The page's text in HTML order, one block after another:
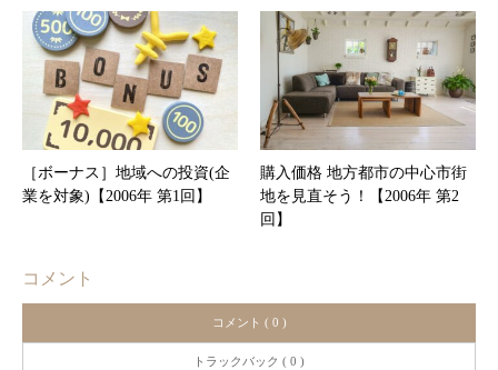
［ボーナス］地域への投資(企
業を対象)【2006年 第1回】
購入価格 地方都市の中心市街
地を見直そう！【2006年 第2
回】
コメント
コメント ( 0 )
トラックバック ( 0 )